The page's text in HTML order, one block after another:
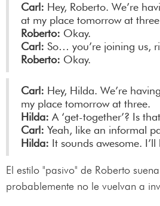
Carl: Hey, Roberto. We’re
at my place tomorrow at
Roberto: Okay.
Carl: So… you’re joining us,
Roberto: Okay.
Carl: Hey, Hilda. We’re
my place tomorrow at three.
Hilda: A ‘get-together’? Is
Carl: Yeah, like an informal
Hilda: It sounds awesome. I’ll
El estilo "pasivo" de Roberto
probablemente no le vuelvan a